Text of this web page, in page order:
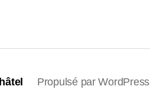
Propulsé par WordPress